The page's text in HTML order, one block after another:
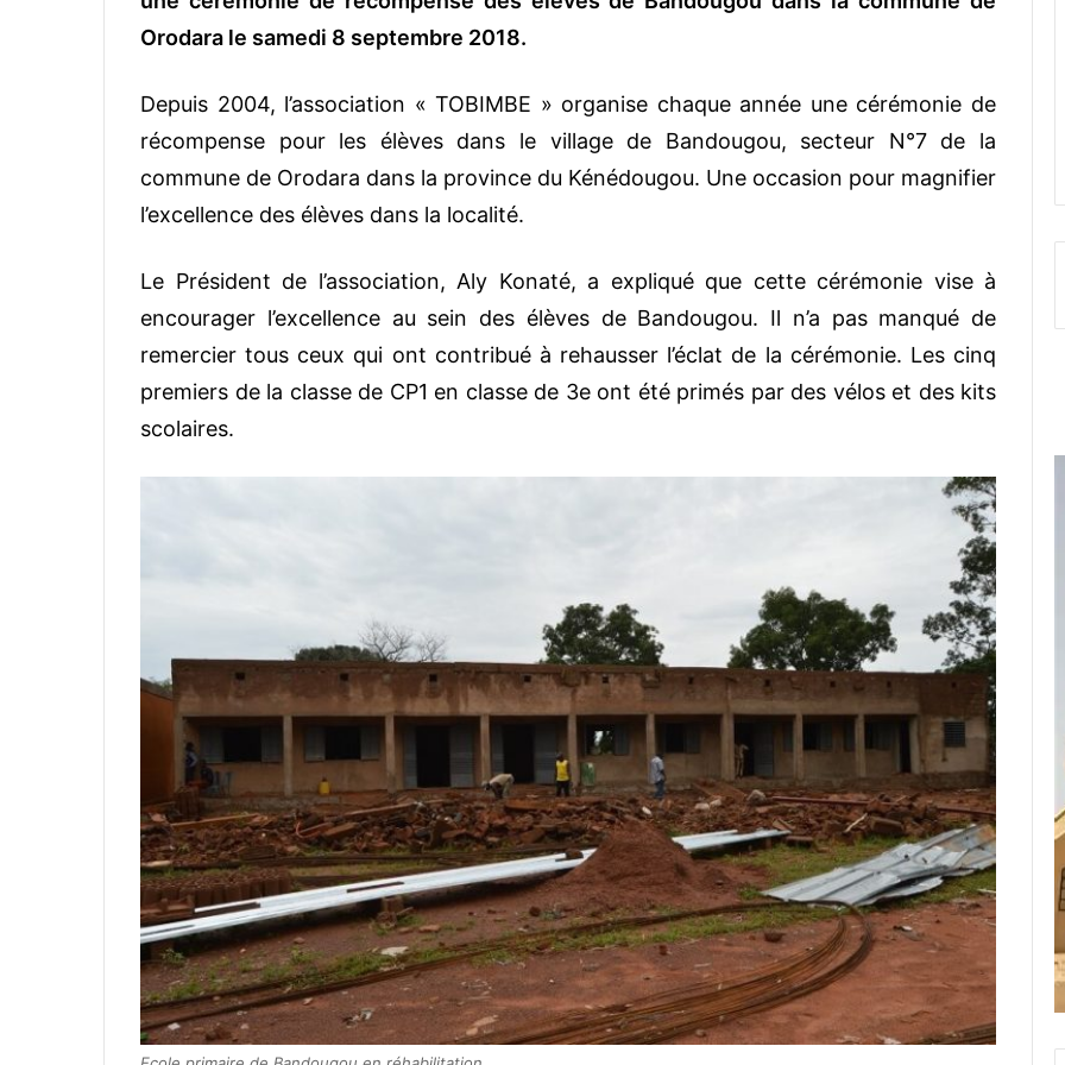
Orodara le samedi 8 septembre 2018.
Depuis 2004, l’association « TOBIMBE » organise chaque année une cérémonie de
récompense pour les élèves dans le village de Bandougou, secteur N°7 de la
commune de Orodara dans la province du Kénédougou. Une occasion pour magnifier
l’excellence des élèves dans la localité.
Le Président de l’association, Aly Konaté, a expliqué que cette cérémonie vise à
encourager l’excellence au sein des élèves de Bandougou. Il n’a pas manqué de
remercier tous ceux qui ont contribué à rehausser l’éclat de la cérémonie. Les cinq
premiers de la classe de CP1 en classe de 3e ont été primés par des vélos et des kits
scolaires.